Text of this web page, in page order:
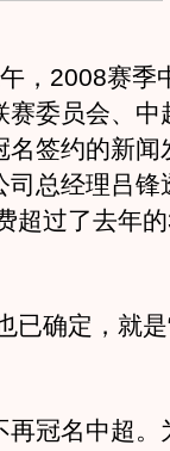
2008赛季
委员会、中
签约的新闻
总经理吕锋
超过了去年
已确定，就
冠名中超。